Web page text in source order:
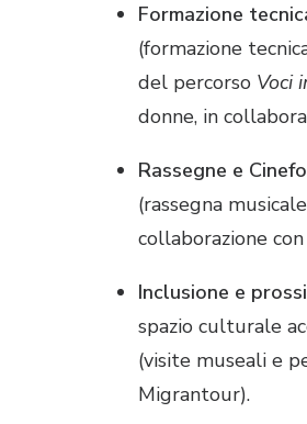
Formazione
(formazione
del percorso Voci
donne, in
Rassegne e
(rassegna
collaborazione
Inclusione e
spazio culturale
(visite museali e
Migrantour).